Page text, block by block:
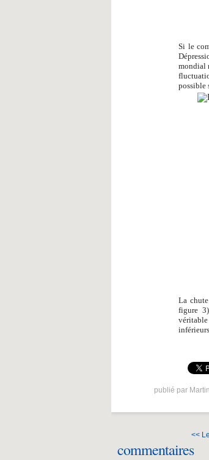
Si le
mondial
possible
La
figure
véritable
publié par
<<
commentaires